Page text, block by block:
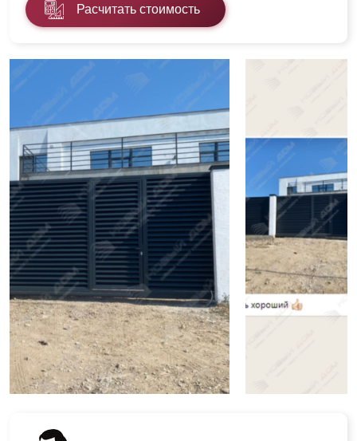
Расчитать стоимость